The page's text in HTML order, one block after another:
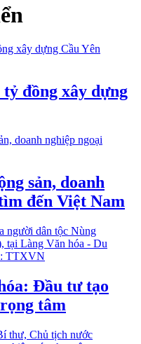
đồng xây dựng
sản, doanh
đến Việt Nam
Đầu tư tạo
tâm